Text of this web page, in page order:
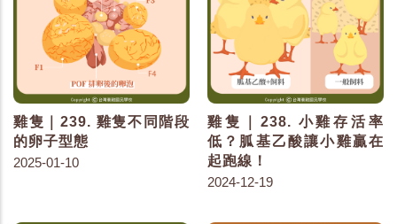
雞隻｜239. 雞隻不同階段
的卵子型態
2025-01-10
雞隻｜238. 小雞存活率
低？胍基乙酸讓小雞贏在
起跑線！
2024-12-19